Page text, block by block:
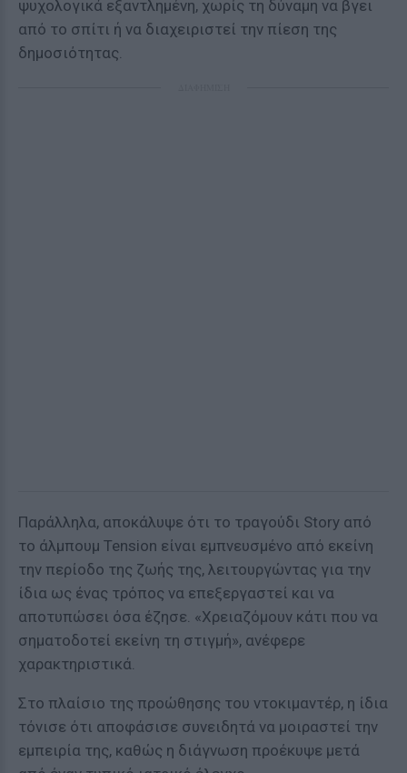
ψυχολογικά εξαντλημένη, χωρίς τη δύναμη να βγει
από το σπίτι ή να διαχειριστεί την πίεση της
δημοσιότητας.
Παράλληλα, αποκάλυψε ότι το τραγούδι Story από
το άλμπουμ Tension είναι εμπνευσμένο από εκείνη
την περίοδο της ζωής της, λειτουργώντας για την
ίδια ως ένας τρόπος να επεξεργαστεί και να
αποτυπώσει όσα έζησε. «Χρειαζόμουν κάτι που να
σηματοδοτεί εκείνη τη στιγμή», ανέφερε
χαρακτηριστικά.
Στο πλαίσιο της προώθησης του ντοκιμαντέρ, η ίδια
τόνισε ότι αποφάσισε συνειδητά να μοιραστεί την
εμπειρία της, καθώς η διάγνωση προέκυψε μετά